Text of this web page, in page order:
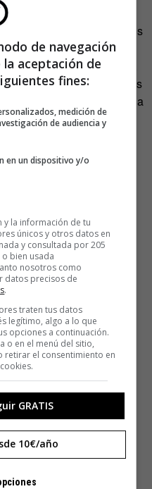
necesario para hacer estos
hasta quedar así de
dibujar con ellos.
este trabajo extra que les
y más pequeños con cada
punta para dibujar la
con el siguiente
no descarta que se
en el futuro. «Me
un librito. Quizás cuando
lo haga».
de navegación
aceptación de
fines:
medición de
de audiencia y
en un dispositivo y/o
y la información de tu
únicos y otros datos en
y consultada por 205
bien usada
nosotros como
datos precisos de
.
traten tus datos
legítimo, algo a lo que
opciones a continuación.
o en el menú del sitio,
retirar el consentimiento en
GRATIS
10€/año